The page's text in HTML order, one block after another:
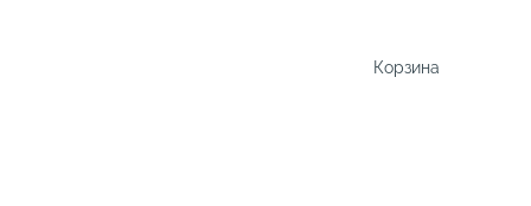
Корзина